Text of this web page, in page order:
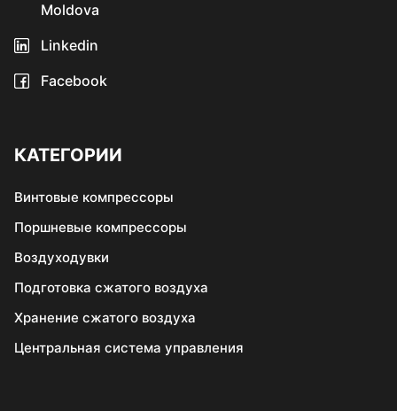
Moldova
Linkedin
Facebook
КАТЕГОРИИ
Винтовые компрессоры
Поршневые компрессоры
Воздуходувки
Подготовка сжатого воздуха
Хранение сжатого воздуха
Центральная система управления